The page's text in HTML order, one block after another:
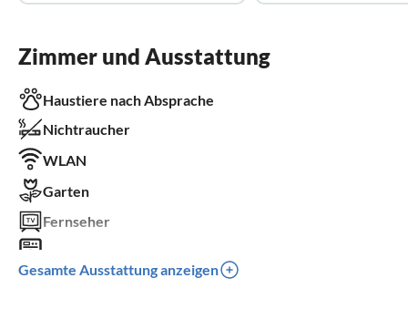
Zimmer und Ausstattung
Haustiere nach Absprache
Nichtraucher
WLAN
Garten
Fernseher
Gesamte Ausstattung anzeigen